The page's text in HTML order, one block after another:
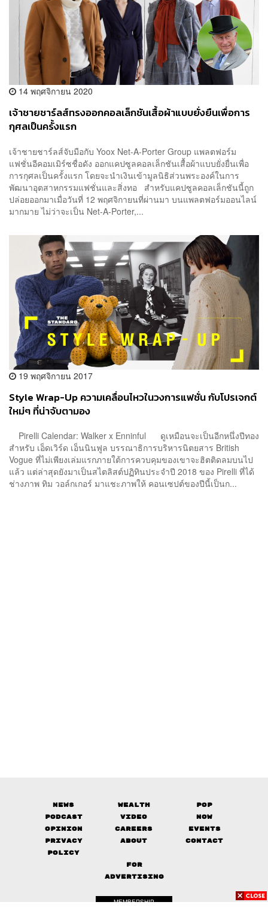
14 พฤศจิกายน 2020
เจ้าชายชาร์ลส์ทรงออกคอลเล็กชันเสื้อผ้าแบบยั่งยืนเพื่อการ
กุศลเป็นครั้งแรก
เจ้าชายชาร์ลส์จับมือกับ Yoox Net-A-Porter Group แพลตฟอร์ม
แฟชั่นอีคอมเมิร์ซชื่อดัง ออกแคปซูลคอลเล็กชันเสื้อผ้าแบบยั่งยื่นเพื่อ
การกุศลเป็นครั้งแรก โดยจะนำเงินเข้ามูลนิธิส่วนพระองค์ในการ
พัฒนาอุตสาหกรรมแฟชั่นและสิ่งทอ สำหรับแคปซูลคอลเล็กชันนี้ถูก
ปล่อยออกมาเมื่อวันที่ 12 พฤศจิกายนที่ผ่านมา บนแพลตฟอร์มออนไลน์
มากมาย ไม่ว่าจะเป็น Net-A-Porter,...
19 พฤศจิกายน 2017
Style Wrap-Up ความเคลื่อนไหวในวงการแฟชั่น กับโปรเจกต์
ใหม่ๆ ที่น่าจับตามอง
Pirelli Calendar: Walker x Enninful ดูเหมือนจะเป็นอีกหนึ่งปีทอง
สำหรับ เอ็ดเวิร์ด เอ็นนินฟูล บรรณาธิการบริหารนิตยสาร British
Vogue ที่ไม่เพียงเล่มแรกภายใต้การควบคุมของเขาจะฮิตติดลมบนไป
แล้ว แต่ล่าสุดยังมาเป็นสไตลิสต์ปฏิทินประจำปี 2018 ของ Pirelli ที่ได้
ช่างภาพ ทิม วอล์กเกอร์ มาแชะภาพให้ คอนเซปต์ของปีนี้เป็นก...
News Wealth
Pop
Podcast
Video
Now
Opinion
Careers
Events
Privacy
Policy
About Contact
FOR
ADVERTISING
MEMBERSHIP